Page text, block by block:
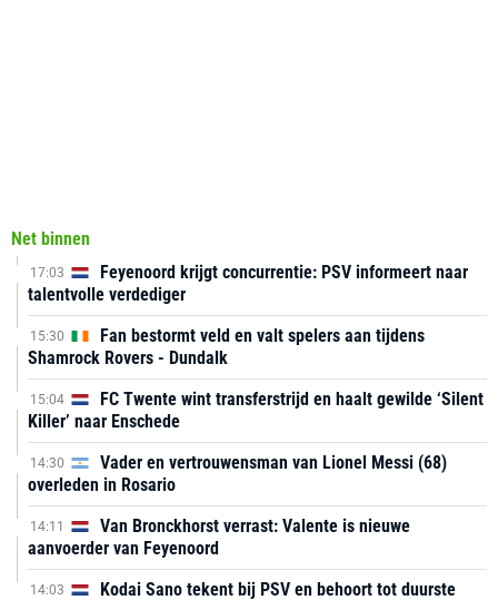
Net binnen
17:03
Feyenoord krijgt concurrentie: PSV informeert naar
talentvolle verdediger
15:30
Fan bestormt veld en valt spelers aan tijdens
Shamrock Rovers - Dundalk
15:04
FC Twente wint transferstrijd en haalt gewilde ‘Silent
Killer’ naar Enschede
14:30
Vader en vertrouwensman van Lionel Messi (68)
overleden in Rosario
14:11
Van Bronckhorst verrast: Valente is nieuwe
aanvoerder van Feyenoord
14:03 Kodai Sano tekent bij PSV en behoort tot duurste